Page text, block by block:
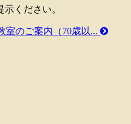
ください。
のご案内（70歳以...